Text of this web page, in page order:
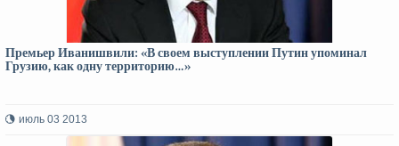
Премьер Иванишвили: «В своем выступлении Путин упоминал
Грузию, как одну территорию…»
июль 03 2013